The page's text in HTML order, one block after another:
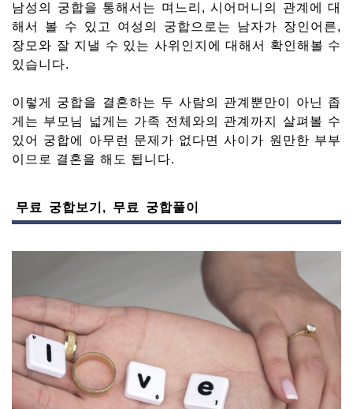
남성의 궁합을 통해서는 며느리, 시어머니의 관계에 대
해서 볼 수 있고 여성의 궁합으로는 남자가 장인어른,
장모와 잘 지낼 수 있는 사위인지에 대해서 확인해볼 수
있습니다.
이렇게 궁합을 결혼하는 두 사람의 관계뿐만이 아닌 좁
게는 부모님 넓게는 가족 전체와의 관계까지 살펴볼 수
있어 궁합에 아무런 문제가 없다면 사이가 원만한 부부
이므로 결혼을 해도 됩니다.
무료 궁합보기, 무료 궁합풀이